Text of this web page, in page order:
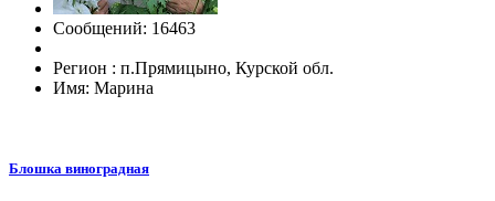
Сообщений: 16463
Регион : п.Прямицыно, Курской обл.
Имя: Марина
Блошка виноградная